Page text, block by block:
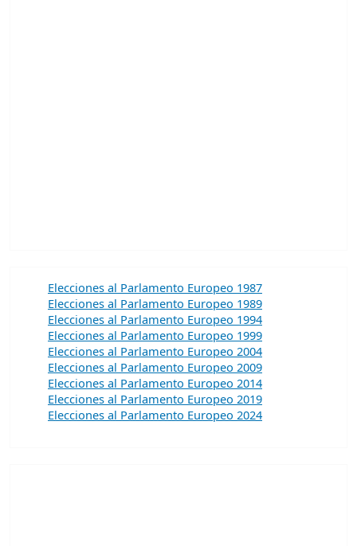
Elecciones al Parlamento Europeo 1987
Elecciones al Parlamento Europeo 1989
Elecciones al Parlamento Europeo 1994
Elecciones al Parlamento Europeo 1999
Elecciones al Parlamento Europeo 2004
Elecciones al Parlamento Europeo 2009
Elecciones al Parlamento Europeo 2014
Elecciones al Parlamento Europeo 2019
Elecciones al Parlamento Europeo 2024